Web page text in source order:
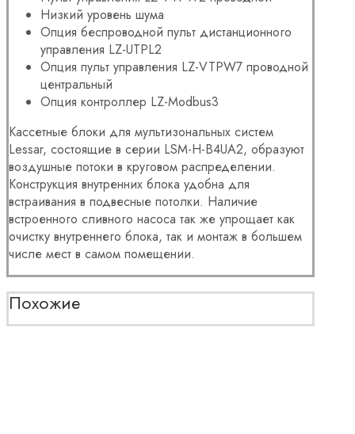
Низкий уровень шума
Опция беспроводной пульт дистанционного
управления LZ-UTPL2
Опция пульт управления LZ-VTPW7 проводной
центральный
Опция контроллер LZ-Modbus3
Кассетные блоки для мультизональных систем
Lessar, состоящие в серии LSM-H-B4UA2, образуют
воздушные потоки в круговом распределении.
Конструкция внутренних блока удобна для
встраивания в подвесные потолки. Наличие
встроенного сливного насоса так же упрощает как
очистку внутреннего блока, так и монтаж в большем
числе мест в самом помещении.
Похожие